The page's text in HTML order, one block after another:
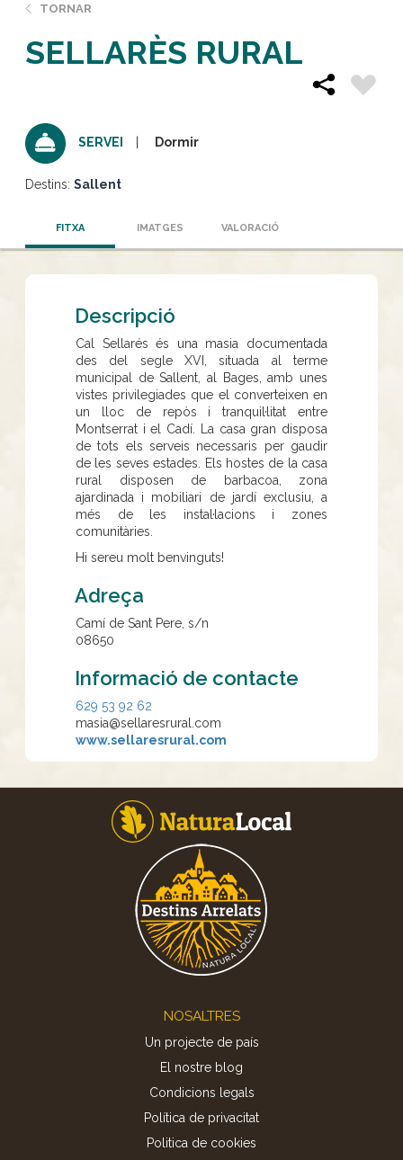
TORNAR
SELLARÈS RURAL
SERVEI Dormir
Destins: Sallent
FITXA IMATGES VALORACIÓ
Descripció
Cal Sellarés és una masia documentada
des del segle XVI, situada al terme
municipal de Sallent, al Bages, amb unes
vistes privilegiades que el converteixen en
un lloc de repòs i tranquil·litat entre
Montserrat i el Cadí. La casa gran disposa
de tots els serveis necessaris per gaudir
de les seves estades. Els hostes de la casa
rural disposen de barbacoa, zona
ajardinada i mobiliari de jardí exclusiu, a
més de les instal·lacions i zones
comunitàries.
Hi sereu molt benvinguts!
Adreça
Camí de Sant Pere, s/n
08650
Informació de contacte
629 53 92 62
masia@sellaresrural.com
www.sellaresrural.com
NOSALTRES
Un projecte de país
El nostre blog
Condicions legals
Política de privacitat
Politica de cookies